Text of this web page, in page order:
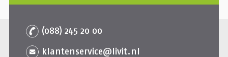
(088) 245 20 00
klantenservice@livit.nl